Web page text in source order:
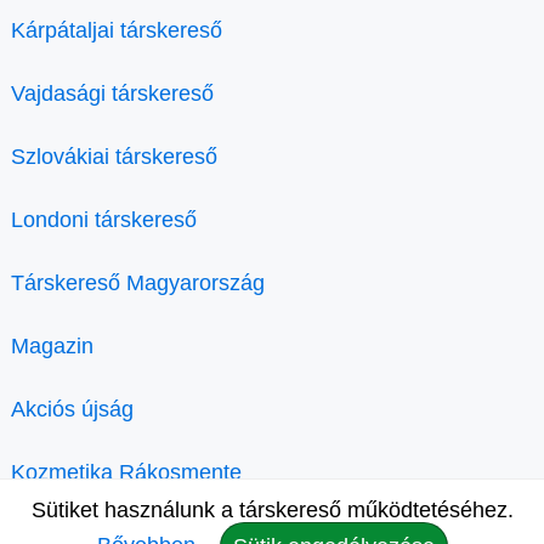
Kárpátaljai társkereső
Vajdasági társkereső
Szlovákiai társkereső
Londoni társkereső
Társkereső Magyarország
Magazin
Akciós újság
Kozmetika Rákosmente
Sütiket használunk a társkereső működtetéséhez.